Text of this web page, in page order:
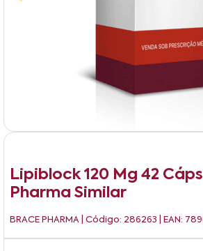
Lipiblock 120 Mg 42
Pharma Similar
BRACE PHARMA | Código: 286263 | EAN: